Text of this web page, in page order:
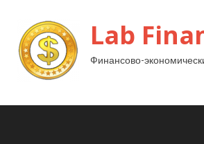
Lab
Финансово-